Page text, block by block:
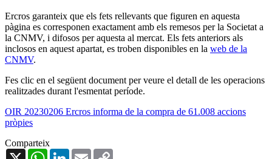
Ercros garanteix que els fets rellevants que figuren en aquesta
pàgina es corresponen exactament amb els remesos per la Societat a
la CNMV, i difosos per aquesta al mercat. Els fets anteriors als
inclosos en aquest apartat, es troben disponibles en la web de la
CNMV.
Fes clic en el següent document per veure el detall de les operacions
realitzades durant l'esmentat període.
OIR 20230206 Ercros informa de la compra de 61.008 accions
pròpies
Comparteix
X
WhatsAppLinkedInEmail